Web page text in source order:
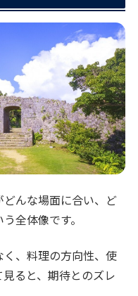
んな場面に合い、ど
全体像です。
、料理の方向性、使
ると、期待とのズレ